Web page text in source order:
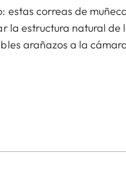
estas correas de
la estructura natural de
arañazos a la